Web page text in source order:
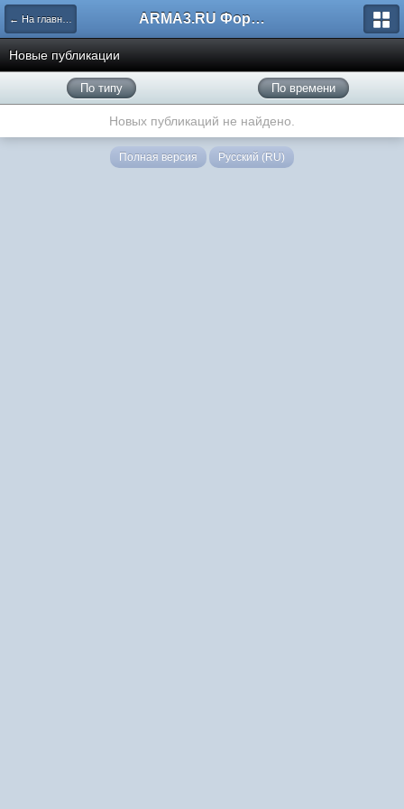
← На главную ARMA3.RU Форум
Новые публикации
По типу По времени
Новых публикаций не найдено.
Полная версия Русский (RU)